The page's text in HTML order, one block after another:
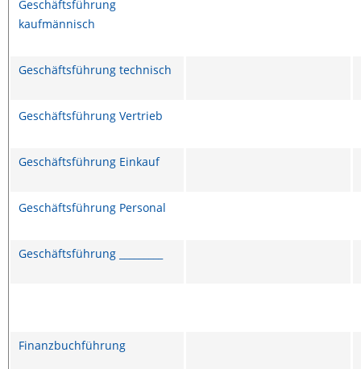
Geschäftsführung
kaufmännisch
Geschäftsführung technisch
Geschäftsführung Vertrieb
Geschäftsführung Einkauf
Geschäftsführung Personal
Geschäftsführung _________
Finanzbuchführung